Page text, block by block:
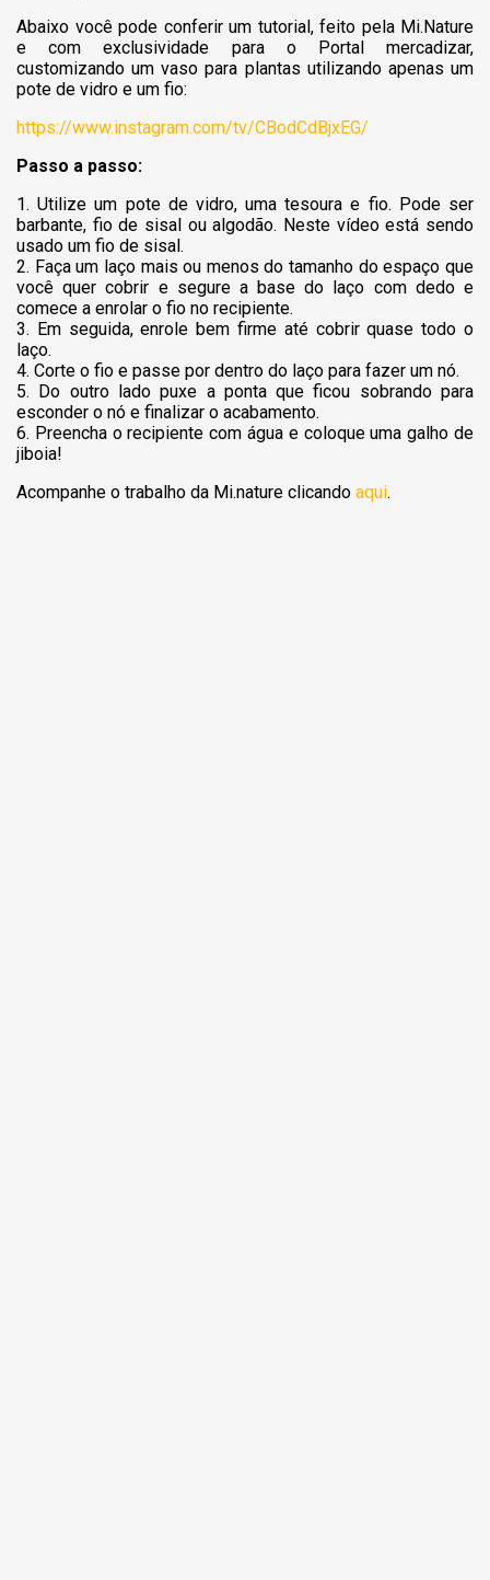
Abaixo você pode conferir um tutorial, feito pela Mi.Nature
e com exclusividade para o Portal mercadizar,
customizando um vaso para plantas utilizando apenas um
pote de vidro e um fio:
https://www.instagram.com/tv/CBodCdBjxEG/
Passo a passo:
1. Utilize um pote de vidro, uma tesoura e fio. Pode ser
barbante, fio de sisal ou algodão. Neste vídeo está sendo
usado um fio de sisal.
2. Faça um laço mais ou menos do tamanho do espaço que
você quer cobrir e segure a base do laço com dedo e
comece a enrolar o fio no recipiente.
3. Em seguida, enrole bem firme até cobrir quase todo o
laço.
4. Corte o fio e passe por dentro do laço para fazer um nó.
5. Do outro lado puxe a ponta que ficou sobrando para
esconder o nó e finalizar o acabamento.
6. Preencha o recipiente com água e coloque uma galho de
jiboia!
Acompanhe o trabalho da Mi.nature clicando aqui.